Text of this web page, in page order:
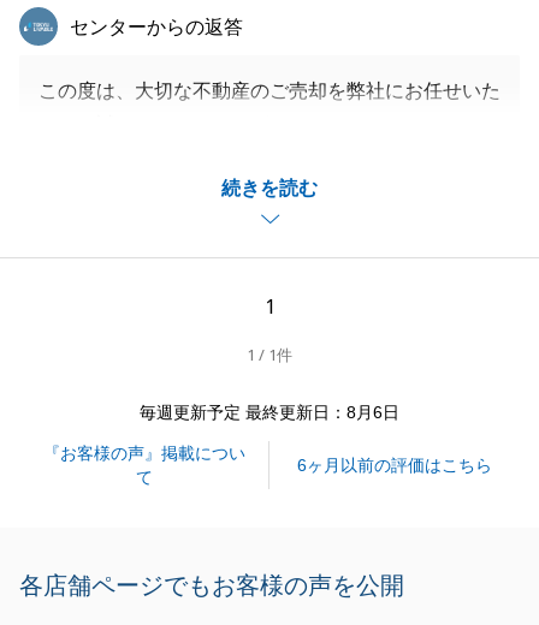
続きを読む
東急リバブル
センターからの返答
この度は、大切な不動産のご売却を弊社にお任せいた
これからも、お客様に安心して不動産売買をお任せい
ただけるよう、精進してまいります。
引き続き宜しくお願い致します。
閉じる
1
1 / 1件
毎週更新予定 最終更新日：8月6日
『お客様の声』掲載につい
て
6ヶ月以前の評価はこちら
各店舗ページでもお客様の声を公開